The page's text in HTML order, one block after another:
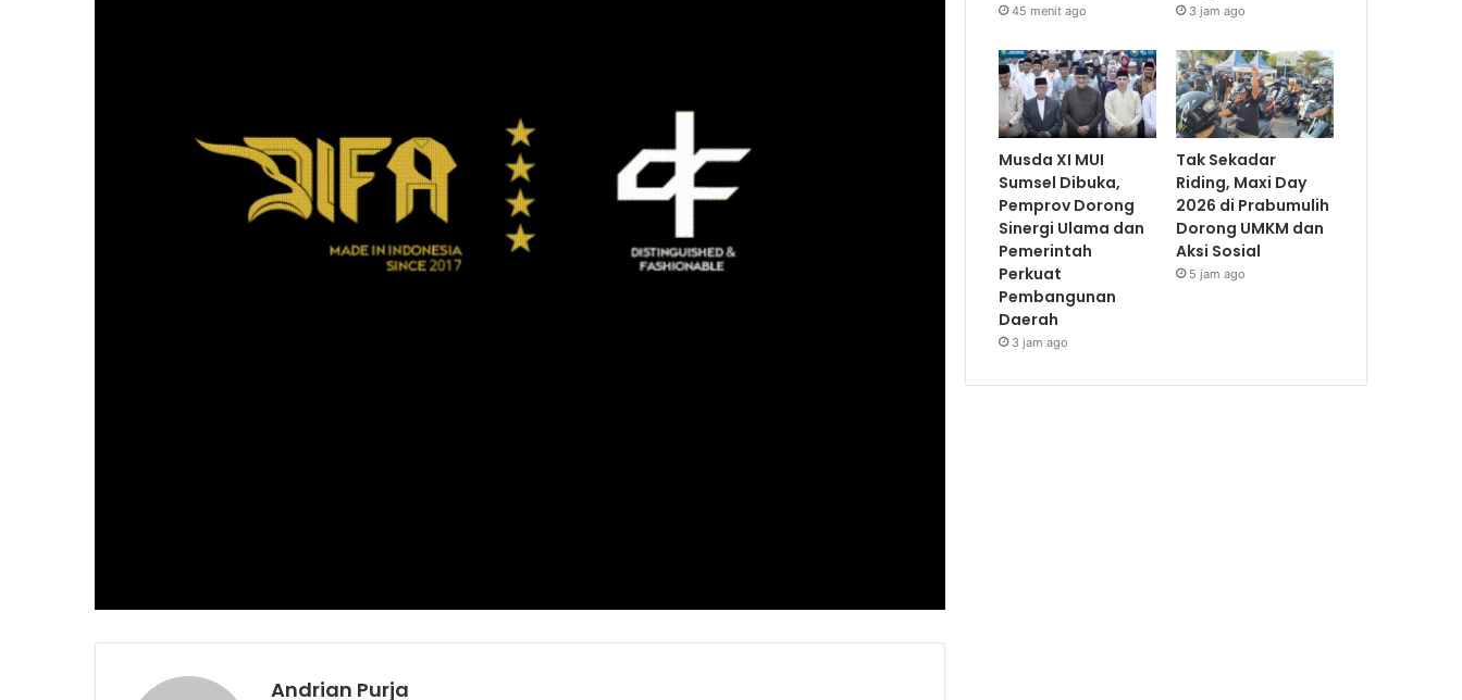
Andrian Purja
45 menit ago 3 jam ago
Musda XI MUI
Sumsel Dibuka,
Pemprov Dorong
Sinergi Ulama dan
Pemerintah
Perkuat
Pembangunan
Daerah
3 jam ago
Tak Sekadar
Riding, Maxi Day
2026 di Prabumulih
Dorong UMKM dan
Aksi Sosial
5 jam ago